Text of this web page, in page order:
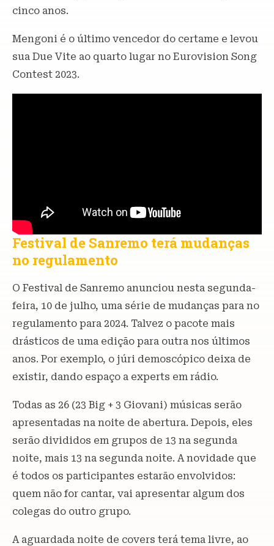
cinco anos.
Mengoni é o último vencedor do certame e levou
sua Due Vite ao quarto lugar no Eurovision Song
Contest 2023.
Festival de Sanremo terá mudanças
no regulamento
O Festival de Sanremo anunciou nesta segunda-
feira, 10 de julho, uma série de mudanças para no
regulamento para 2024. Talvez o pacote mais
drásticos de uma edição para outra nos últimos
anos. Por exemplo, o júri demoscópico deixa de
existir, dando espaço a experts em rádio.
Todas as 26 (23 Big + 3 Giovani) músicas serão
apresentadas na noite de abertura. Depois, eles
serão divididos em grupos de 13 na segunda
noite, mais 13 na segunda noite. A novidade que
é todos os participantes estarão envolvidos:
quem não for cantar, vai apresentar algum dos
colegas do outro grupo.
A aguardada noite de covers terá tema livre, ao